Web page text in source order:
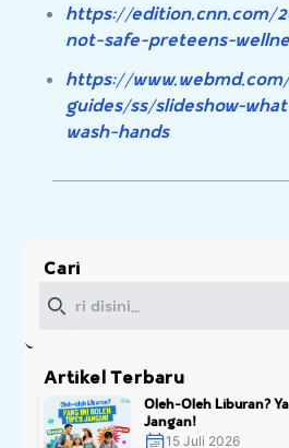
https://edition.cnn.com/
not-safe-preteens-
https://
guides/ss/slideshow-
wash-hands
Cari
Artikel Terbaru
Oleh-Oleh Liburan?
Jangan!
15 Juli 2026